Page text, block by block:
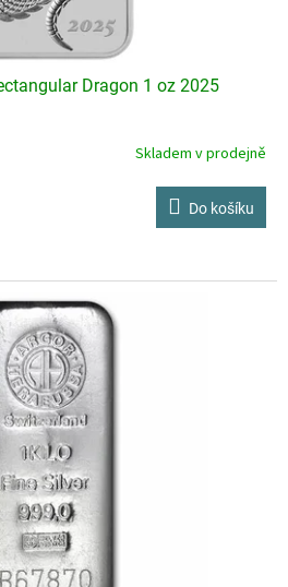
Dragon 1 oz 2025
Skladem v prodejně
Do košíku